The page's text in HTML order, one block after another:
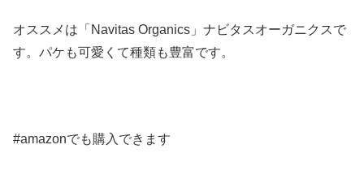
オススメは「Navitas Organics」ナビタスオーガニクスで
す。パケも可愛くて種類も豊富です。
#amazonでも購入できます